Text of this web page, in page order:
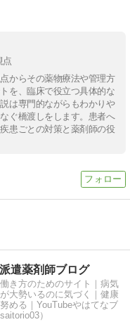
点
からその薬物療法や管理方
を、臨床で役立つ具体的な
は専門的ながらもわかりや
ぐ橋渡しをします。患者へ
患ごとの対策と薬剤師の役
遣薬剤師ブログ
き方のためのサイト｜病気
大勢いるのに気づく｜健康
める｜YouTubeやはてなブ
）